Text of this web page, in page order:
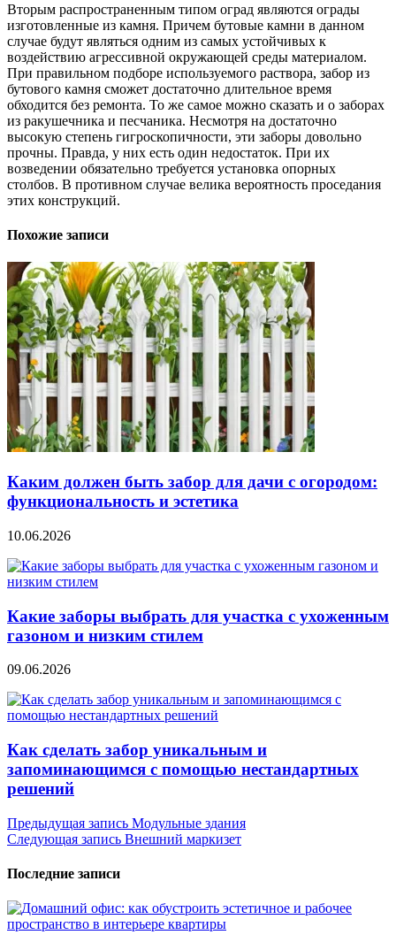
Вторым распространенным типом оград являются ограды
изготовленные из камня. Причем бутовые камни в данном
случае будут являться одним из самых устойчивых к
воздействию агрессивной окружающей среды материалом.
При правильном подборе используемого раствора, забор из
бутового камня сможет достаточно длительное время
обходится без ремонта. То же самое можно сказать и о заборах
из ракушечника и песчаника. Несмотря на достаточно
высокую степень гигроскопичности, эти заборы довольно
прочны. Правда, у них есть один недостаток. При их
возведении обязательно требуется установка опорных
столбов. В противном случае велика вероятность проседания
этих конструкций.
Похожие записи
Каким должен быть забор для дачи с огородом:
функциональность и эстетика
10.06.2026
Какие заборы выбрать для участка с ухоженным
газоном и низким стилем
09.06.2026
Как сделать забор уникальным и
запоминающимся с помощью нестандартных
решений
Навигация
по
записям
Предыдущая запись Модульные здания
Следующая запись Bнешний маркизет
Последние записи